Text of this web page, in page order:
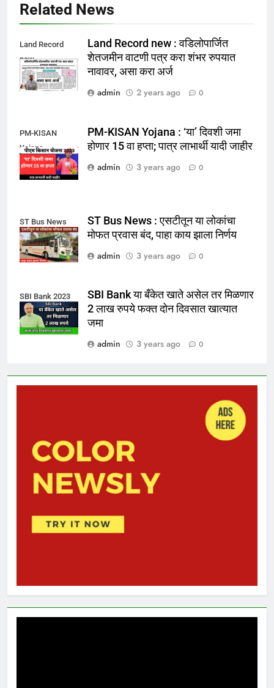
Related News
Land Record
new
Land Record new : वडिलोपार्जित
शेतजमीन वाटणी पत्र करा शंभर रुपयात
नावावर, असा करा अर्ज
admin
2 years ago 0
PM-KISAN
Yojana
PM-KISAN Yojana : ‘या’ दिवशी जमा
होणार 15 वा हप्ता; पात्र लाभार्थी यादी जाहीर
admin
3 years ago 0
ST Bus News
ST Bus News : एसटीतून या लोकांचा
मोफत प्रवास बंद, पाहा काय झाला निर्णय
admin
3 years ago 0
SBI Bank 2023
SBI Bank या बँकेत खाते असेल तर मिळणार
2 लाख रुपये फक्त दोन दिवसात खात्यात
जमा
admin
3 years ago 0